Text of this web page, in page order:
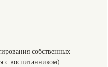
собственных
с воспитанником)